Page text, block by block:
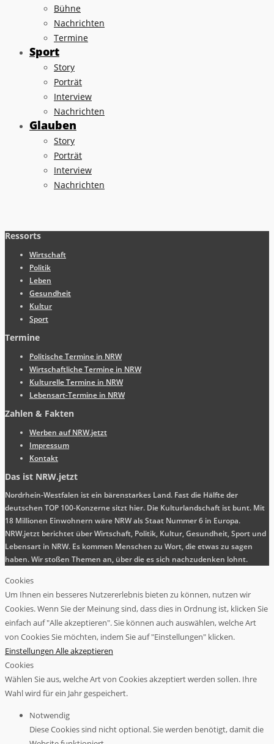
Bühne
Nachrichten
Termine
Sport
Story
Porträt
Interview
Nachrichten
Glauben
Story
Porträt
Interview
Nachrichten
Ressorts
Wirtschaft
Politik
Leben
Gesundheit
Kultur
Sport
Termine
Politische Termine in NRW
Wirtschaftliche Termine in NRW
Kulturelle Termine in NRW
Lebensart-Termine in NRW
Zahlen & Fakten
Werben auf NRW.jetzt
Impressum
Kontakt
Das ist NRW.jetzt
Nordrhein-Westfalen ist ein bärenstarkes Land. Fast die Hälfte der
deutschen TOP 100-Konzerne sitzt hier. Die Kulturlandschaft ist bunt. Mit
18 Millionen Einwohnern wäre NRW als Staat Nummer 6 in Europa.
NRW.jetzt berichtet über Wirtschaft, Politik, Kultur, Gesundheit, Sport und
Lebensart in NRW. Es kommen Menschen zu Wort, die etwas zu sagen
haben. Wir stoßen Themen an, über die es sich nachzudenken lohnt.
Cookies
Um Ihnen ein besseres Nutzererlebnis bieten zu können, nutzen wir
Cookies. Wenn Sie der Meinung sind, dass dies in Ordnung ist, klicken Sie
einfach auf "Alle akzeptieren". Sie können auch auswählen, welche Art
von Cookies Sie möchten, indem Sie auf "Einstellungen" klicken.
Einstellungen Alle akzeptieren
Cookies
Wählen Sie aus, welche Art von Cookies akzeptiert werden sollen. Ihre
Wahl wird für ein Jahr gespeichert.
Notwendig
Diese Cookies sind nicht optional. Sie werden benötigt, damit die